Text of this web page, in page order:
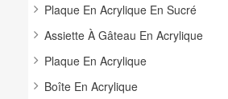
Plaque En Acrylique En Sucré
Assiette À Gâteau En Acrylique
Plaque En Acrylique
Boîte En Acrylique